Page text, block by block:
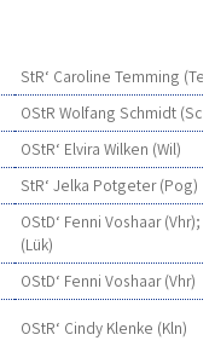
StR‘ Caroline Temming
OStR Wolfang Schmidt (Sch)
OStR‘ Elvira Wilken (Wil)
StR‘ Jelka Potgeter (Pog)
OStD‘ Fenni Voshaar (Vhr);
(Lük)
OStD‘ Fenni Voshaar (Vhr)
OStR‘ Cindy Klenke (Kln)